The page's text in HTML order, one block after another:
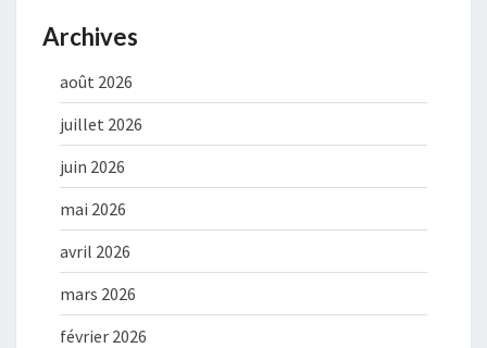
Archives
août 2026
juillet 2026
juin 2026
mai 2026
avril 2026
mars 2026
février 2026